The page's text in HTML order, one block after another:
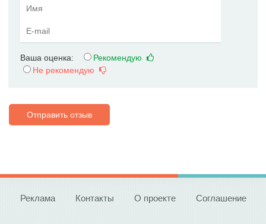
Ваша оценка:
Рекомендую
Не рекомендую
Отправить отзыв
Реклама Контакты О проекте Соглашение